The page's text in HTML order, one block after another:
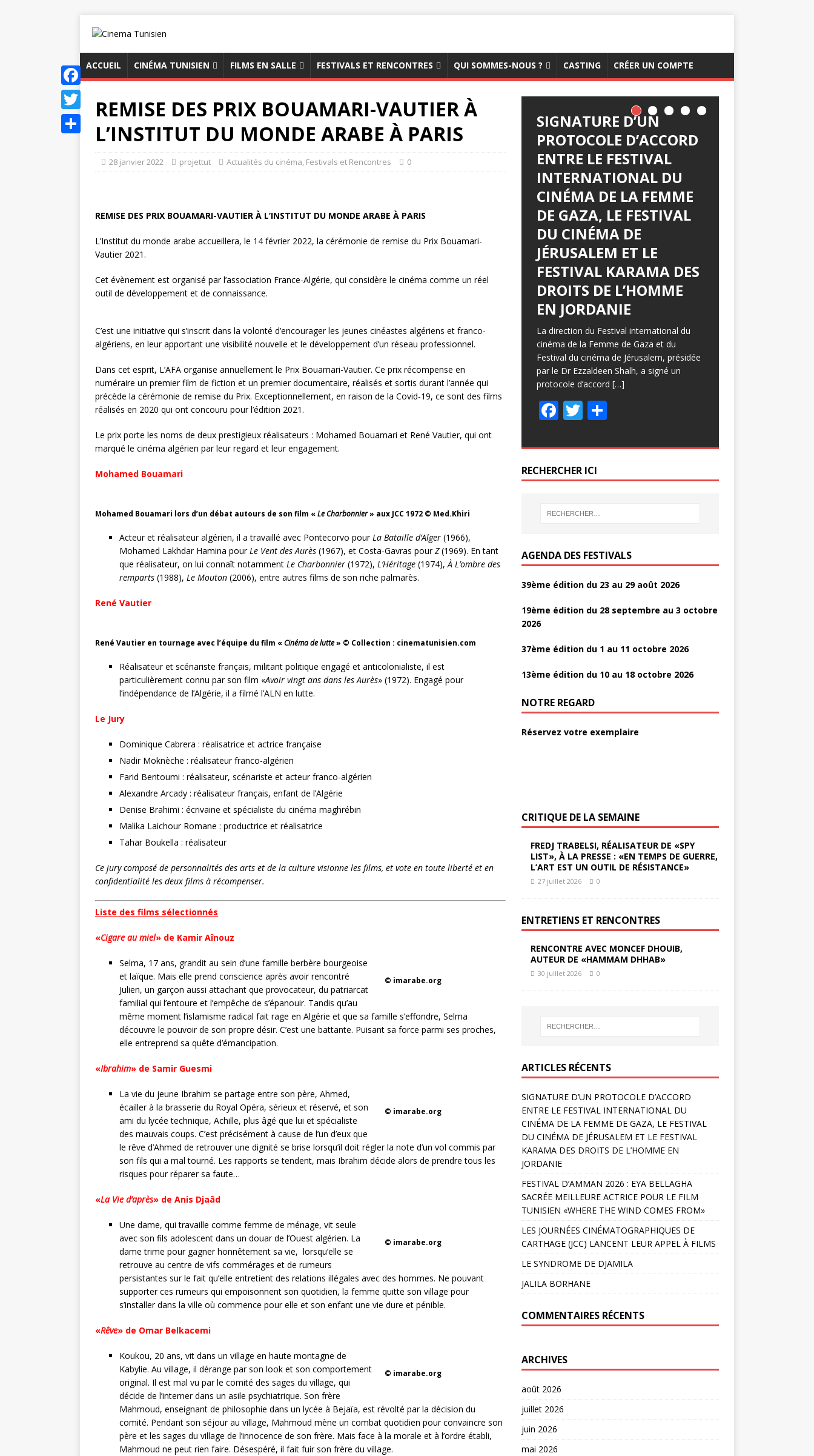
ACCUEIL CINÉMA TUNISIEN FILMS EN SALLE FESTIVALS ET RENCONTRES QUI SOMMES-NOUS ? CASTING CRÉER UN COMPTE
REMISE DES PRIX BOUAMARI-VAUTIER À
L’INSTITUT DU MONDE ARABE À PARIS
28 janvier 2022 projettut Actualités du cinéma, Festivals et Rencontres 0
REMISE DES PRIX BOUAMARI-VAUTIER À L’INSTITUT DU MONDE ARABE À PARIS
L’Institut du monde arabe accueillera, le 14 février 2022, la cérémonie de remise du Prix Bouamari-
Vautier 2021.
Cet évènement est organisé par l’association France-Algérie, qui considère le cinéma comme un réel
outil de développement et de connaissance.
C’est une initiative qui s’inscrit dans la volonté d’encourager les jeunes cinéastes algériens et franco-
algériens, en leur apportant une visibilité nouvelle et le développement d’un réseau professionnel.
Dans cet esprit, L’AFA organise annuellement le Prix Bouamari-Vautier. Ce prix récompense en
numéraire un premier film de fiction et un premier documentaire, réalisés et sortis durant l’année qui
précède la cérémonie de remise du Prix. Exceptionnellement, en raison de la Covid-19, ce sont des films
réalisés en 2020 qui ont concouru pour l’édition 2021.
Le prix porte les noms de deux prestigieux réalisateurs : Mohamed Bouamari et René Vautier, qui ont
marqué le cinéma algérien par leur regard et leur engagement.
Mohamed Bouamari
Mohamed Bouamari lors d’un débat autours de son film «Le Charbonnier» aux JCC 1972 © Med.Khiri
Acteur et réalisateur algérien, il a travaillé avec Pontecorvo pourLa Bataille d’Alger (1966),
Mohamed Lakhdar Hamina pourLe Vent des Aurès (1967), et Costa-Gavras pourZ(1969). En tant
que réalisateur, on lui connaît notamment Le Charbonnier (1972), L’Héritage (1974),À L’ombre des
remparts (1988), Le Mouton (2006), entre autres films de son riche palmarès.
René Vautier
René Vautier en tournage avec l’équipe du film «Cinéma de lutte» © Collection : cinematunisien.com
Réalisateur et scénariste français, militant politique engagé et anticolonialiste, il est
particulièrement connu par son film «Avoir vingt ans dans les Aurès» (1972). Engagé pour
l’indépendance de l’Algérie, il a filmé l’ALN en lutte.
Le Jury
Dominique Cabrera : réalisatrice et actrice française
Nadir Moknèche : réalisateur franco-algérien
Farid Bentoumi : réalisateur, scénariste et acteur franco-algérien
Alexandre Arcady : réalisateur français, enfant de l’Algérie
Denise Brahimi : écrivaine et spécialiste du cinéma maghrébin
Malika Laichour Romane : productrice et réalisatrice
Tahar Boukella : réalisateur
Ce jury composé de personnalités des arts et de la culture visionne les films, et vote en toute liberté et en
confidentialité les deux films à récompenser.
Liste des films sélectionnés
«Cigare au miel» de Kamir Aînouz
© imarabe.org
Selma, 17 ans, grandit au sein d’une famille berbère bourgeoise
et laïque. Mais elle prend conscience après avoir rencontré
Julien, un garçon aussi attachant que provocateur, du patriarcat
familial qui l’entoure et l’empêche de s’épanouir. Tandis qu’au
même moment l’islamisme radical fait rage en Algérie et que sa famille s’effondre, Selma
découvre le pouvoir de son propre désir. C’est une battante. Puisant sa force parmi ses proches,
elle entreprend sa quête d’émancipation.
«Ibrahim» de Samir Guesmi
© imarabe.org
La vie du jeune Ibrahim se partage entre son père, Ahmed,
écailler à la brasserie du Royal Opéra, sérieux et réservé, et son
ami du lycée technique, Achille, plus âgé que lui et spécialiste
des mauvais coups. C’est précisément à cause de l’un d’eux que
le rêve d’Ahmed de retrouver une dignité se brise lorsqu’il doit régler la note d’un vol commis par
son fils qui a mal tourné. Les rapports se tendent, mais Ibrahim décide alors de prendre tous les
risques pour réparer sa faute…
«La Vie d’après» de Anis Djaâd
© imarabe.org
Une dame, qui travaille comme femme de ménage, vit seule
avec son fils adolescent dans un douar de l’Ouest algérien. La
dame trime pour gagner honnêtement sa vie, lorsqu’elle se
retrouve au centre de vifs commérages et de rumeurs
persistantes sur le fait qu’elle entretient des relations illégales avec des hommes. Ne pouvant
supporter ces rumeurs qui empoisonnent son quotidien, la femme quitte son village pour
s’installer dans la ville où commence pour elle et son enfant une vie dure et pénible.
«Rêve» de Omar Belkacemi
© imarabe.org
Koukou, 20 ans, vit dans un village en haute montagne de
Kabylie. Au village, il dérange par son look et son comportement
original. Il est mal vu par le comité des sages du village, qui
décide de l’interner dans un asile psychiatrique. Son frère
Mahmoud, enseignant de philosophie dans un lycée à Bejaïa, est révolté par la décision du
comité. Pendant son séjour au village, Mahmoud mène un combat quotidien pour convaincre son
père et les sages du village de l’innocence de son frère. Mais face à la morale et à l’ordre établi,
Mahmoud ne peut rien faire. Désespéré, il fait fuir son frère du village.
F
a
c
T
SIGNATURE D’UN
PROTOCOLE D’ACCORD
ENTRE LE FESTIVAL
INTERNATIONAL DU
CINÉMA DE LA FEMME
DE GAZA, LE FESTIVAL
DU CINÉMA DE
JÉRUSALEM ET LE
FESTIVAL KARAMA DES
DROITS DE L’HOMME
EN JORDANIE
La direction du Festival international du
cinéma de la Femme de Gaza et du
Festival du cinéma de Jérusalem, présidée
par le Dr Ezzaldeen Shalh, a signé un
protocole d’accord […]
F
e
b
o
o
T
itt
er
P
ta
er
RECHERCHER ICI
AGENDA DES FESTIVALS
39ème édition du 23 au 29 août 2026
19ème édition du 28 septembre au 3 octobre
2026
37ème édition du 1 au 11 octobre 2026
13ème édition du 10 au 18 octobre 2026
NOTRE REGARD
Réservez votre exemplaire
CRITIQUE DE LA SEMAINE
FREDJ TRABELSI, RÉALISATEUR DE «SPY
LIST», À LA PRESSE : «EN TEMPS DE GUERRE,
L’ART EST UN OUTIL DE RÉSISTANCE»
27 juillet 2026 0
ENTRETIENS ET RENCONTRES
RENCONTRE AVEC MONCEF DHOUIB,
AUTEUR DE «HAMMAM DHHAB»
30 juillet 2026 0
ARTICLES RÉCENTS
SIGNATURE D’UN PROTOCOLE D’ACCORD
ENTRE LE FESTIVAL INTERNATIONAL DU
CINÉMA DE LA FEMME DE GAZA, LE FESTIVAL
DU CINÉMA DE JÉRUSALEM ET LE FESTIVAL
KARAMA DES DROITS DE L’HOMME EN
JORDANIE
FESTIVAL D’AMMAN 2026 : EYA BELLAGHA
SACRÉE MEILLEURE ACTRICE POUR LE FILM
TUNISIEN «WHERE THE WIND COMES FROM»
LES JOURNÉES CINÉMATOGRAPHIQUES DE
CARTHAGE (JCC) LANCENT LEUR APPEL À FILMS
LE SYNDROME DE DJAMILA
JALILA BORHANE
COMMENTAIRES RÉCENTS
ARCHIVES
août 2026
juillet 2026
juin 2026
mai 2026